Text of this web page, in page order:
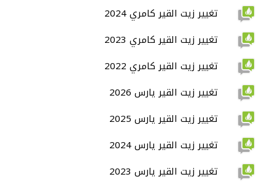
تغيير زيت القير كامري 2024
تغيير زيت القير كامري 2023
تغيير زيت القير كامري 2022
تغيير زيت القير يارس 2026
تغيير زيت القير يارس 2025
تغيير زيت القير يارس 2024
تغيير زيت القير يارس 2023